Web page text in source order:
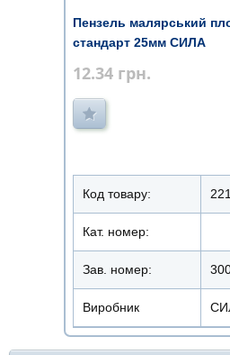
Пензель малярський
стандарт 25мм СИЛА
12.34 грн.
Код товару:
Кат. номер:
Зав. номер:
Виробник